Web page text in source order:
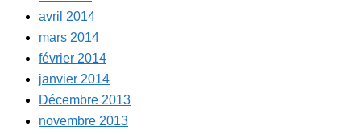
avril 2014
mars 2014
février 2014
janvier 2014
Décembre 2013
novembre 2013